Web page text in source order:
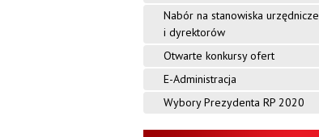
Nabór na stanowiska urzędnicze
i dyrektorów
Otwarte konkursy ofert
E-Administracja
Wybory Prezydenta RP 2020